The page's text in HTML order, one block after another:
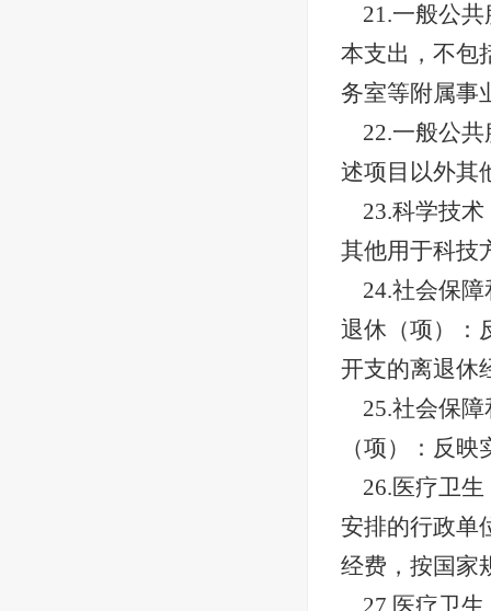
21.一般公
本支出，不包
务室等附属事
22.一般公
述项目以外其
23.科学技
其他用于科技
24.社会保
退休（项）：
开支的离退休
25.社会保
（项）：反
26.医疗卫
安排的行政单
经费，按国家
27.医疗卫